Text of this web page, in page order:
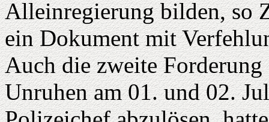
Alleinregierung bilden, so
ein Dokument mit
Auch die zweite
Unruhen am 01. und 02.